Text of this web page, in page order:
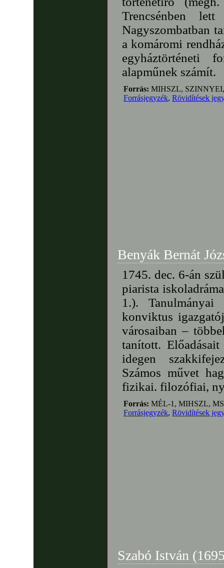
Trencsénben
Nagyszombatban
a komáromi
egyháztörténeti
alapműnek számít.
Forrás: MIHSZL,
Forrásjegyzék, Rövidítések
Benyák Bernát
1745. dec. 6-án
piarista
1.).
konviktus
városaiban –
tanított.
idegen
Számos művet
fizikai. filozófiai,
Forrás: MÉL-1, MIHSZL,
Forrásjegyzék, Rövidítések
Szabó István